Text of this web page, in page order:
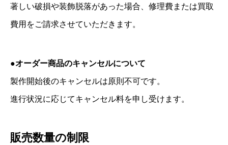
著しい破損や装飾脱落があった場合、修理費または買取
費用をご請求させていただきます。
●オーダー商品のキャンセルについて
製作開始後のキャンセルは原則不可です。
進行状況に応じてキャンセル料を申し受けます。
販売数量の制限